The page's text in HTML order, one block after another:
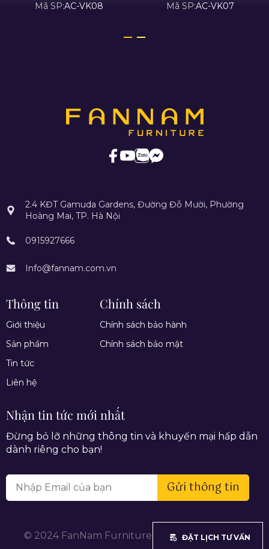
Mã SP:AC-VK08 Mã SP:AC-VK07
2.4 KĐT Gamuda Gardens, Đường Đỗ Mười, Phường
Hoàng Mai, TP. Hà Nội
0915927666
Info@fannam.com.vn
Thông tin
Giới thiệu
Sản phẩm
Tin tức
Liên hệ
Chính sách
Chính sách bảo hành
Chính sách bảo mật
Nhận tin tức mới nhất
Đừng bỏ lỡ những thông tin và khuyến mại hấp dẫn
dành riêng cho bạn!
Gửi thông tin
© 2024 FanNam Furniture. All rights reserved.
ĐẶT LỊCH TƯ VẤN